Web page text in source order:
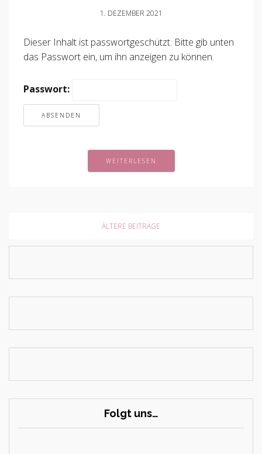
1. DEZEMBER 2021
Dieser Inhalt ist passwortgeschützt. Bitte gib unten
das Passwort ein, um ihn anzeigen zu können.
Passwort:
WEITERLESEN
ÄLTERE BEITRÄGE
Folgt uns…